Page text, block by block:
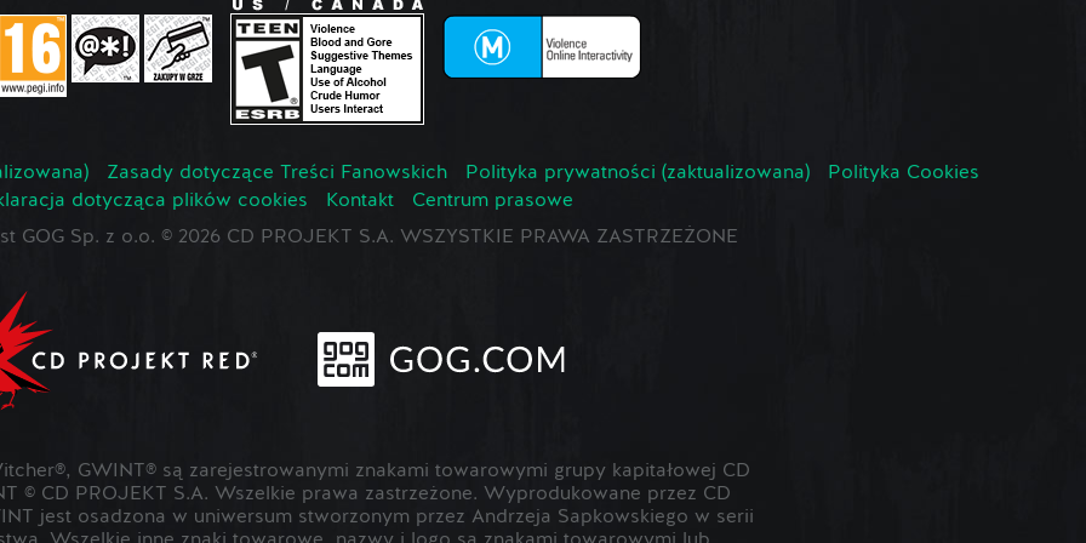
Zasady dotyczące Treści Fanowskich Polityka prywatności (zaktualizowana)
Polityka Cookies
dotycząca plików cookies
Kontakt
Centrum prasowe
GOG Sp. z o.o. © 2026 CD PROJEKT S.A. WSZYSTKIE PRAWA ZASTRZEŻONE
GWINT® są zarejestrowanymi znakami towarowymi grupy kapitałowej CD
© CD PROJEKT S.A. Wszelkie prawa zastrzeżone. Wyprodukowane przez CD
jest osadzona w uniwersum stworzonym przez Andrzeja Sapkowskiego w serii